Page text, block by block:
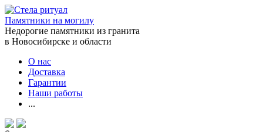
Памятники на могилу
Недорогие памятники из гранита
в Новосибирске и области
О нас
Доставка
Гарантии
Наши работы
...